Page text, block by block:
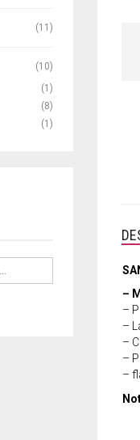
–
–
–
–
–
–
(11)
(10)
(1)
(8)
(1)